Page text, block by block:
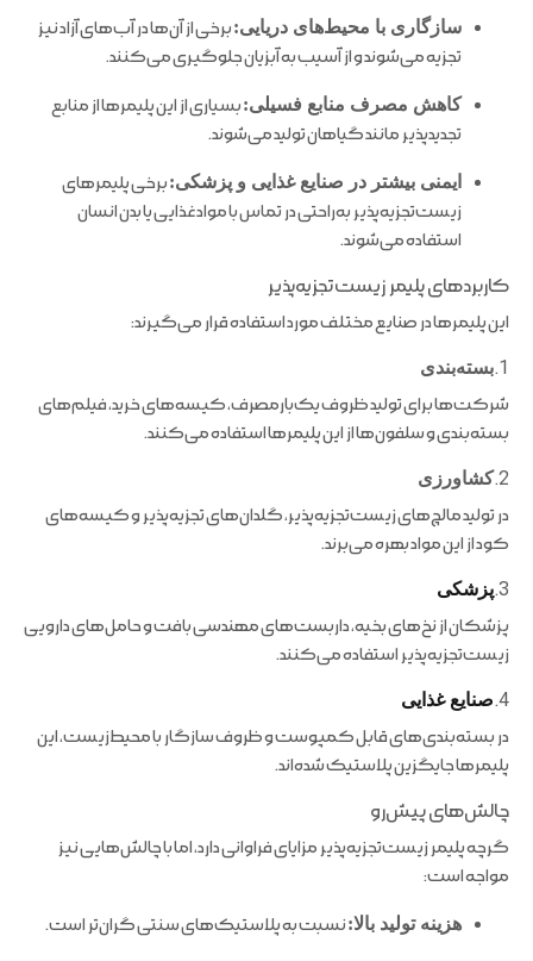
سازگاری با محیط‌های دریایی:برخی از آن‌ها در آب‌های آزاد نیز
تجزیه می‌شوند و از آسیب به آبزیان جلوگیری می‌کنند.
کاهش مصرف منابع فسیلی:بسیاری از این پلیمرها از منابع
تجدیدپذیر مانند گیاهان تولید می‌شوند.
ایمنی بیشتر در صنایع غذایی و پزشکی:برخی پلیمرهای
زیست‌تجزیه‌پذیر به‌راحتی در تماس با مواد غذایی یا بدن انسان
استفاده می‌شوند.
کاربردهای پلیمر زیست‌تجزیه‌پذیر
این پلیمرها در صنایع مختلف مورد استفاده قرار می‌گیرند:
1. بسته‌بندی
شرکت‌ها برای تولید ظروف یک‌بارمصرف، کیسه‌های خرید، فیلم‌های
بسته‌بندی و سلفون‌ها از این پلیمرها استفاده می‌کنند.
2. کشاورزی
در تولید مالچ‌های زیست‌تجزیه‌پذیر، گلدان‌های تجزیه‌پذیر و کیسه‌های
کود از این مواد بهره می‌برند.
3. پزشکی
پزشکان از نخ‌های بخیه، داربست‌های مهندسی بافت و حامل‌های دارویی
زیست‌تجزیه‌پذیر استفاده می‌کنند.
4. صنایع غذایی
در بسته‌بندی‌های قابل کمپوست و ظروف سازگار با محیط‌زیست، این
پلیمرها جایگزین پلاستیک شده‌اند.
چالش‌های پیش‌رو
گرچه پلیمر زیست‌تجزیه‌پذیر مزایای فراوانی دارد، اما با چالش‌هایی نیز
مواجه است:
هزینه تولید بالا:نسبت به پلاستیک‌های سنتی گران‌تر است.